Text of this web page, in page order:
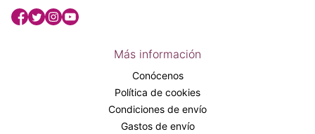
Más información
Conócenos
Política de cookies
Condiciones de envío
Gastos de envío